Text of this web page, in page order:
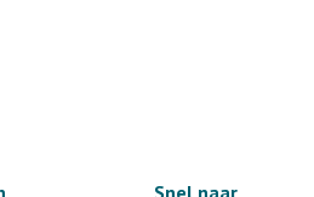
Snel naar